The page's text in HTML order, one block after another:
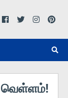
வெள்ளம்!